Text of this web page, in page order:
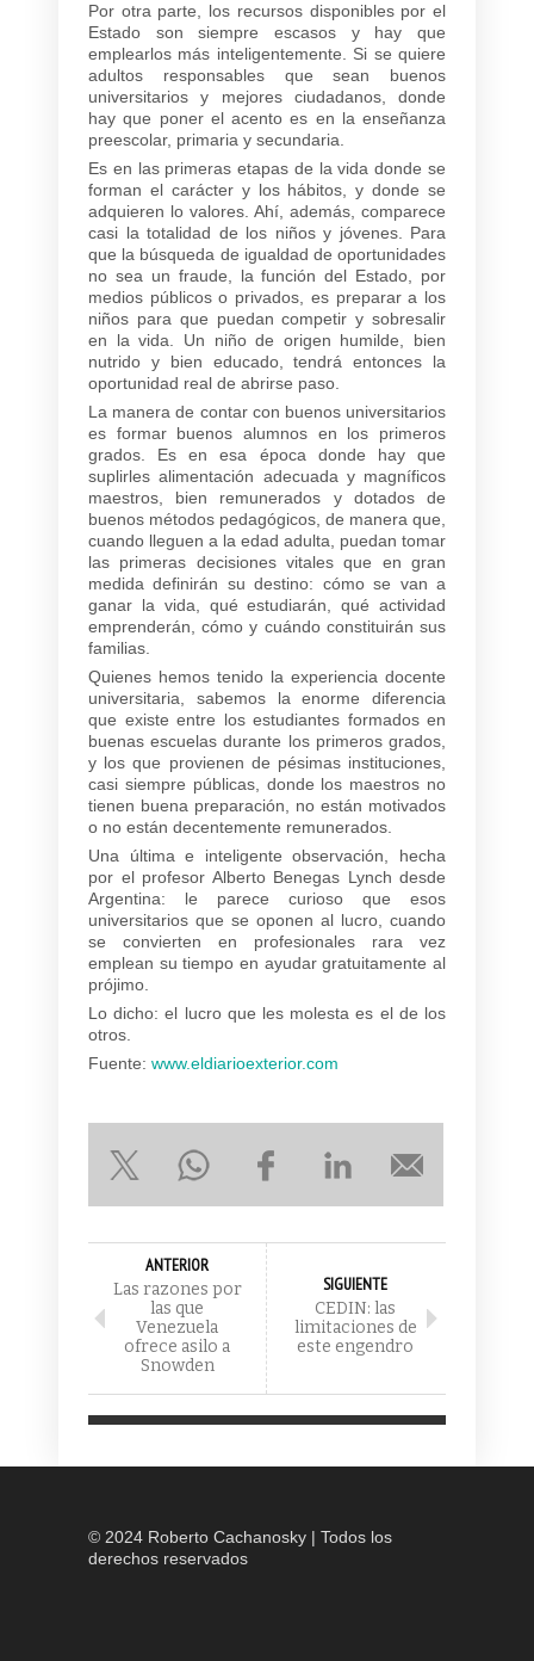
Por otra parte, los recursos disponibles por el
Estado son siempre escasos y hay que
emplearlos más inteligentemente. Si se quiere
adultos responsables que sean buenos
universitarios y mejores ciudadanos, donde
hay que poner el acento es en la enseñanza
preescolar, primaria y secundaria.
Es en las primeras etapas de la vida donde se
forman el carácter y los hábitos, y donde se
adquieren lo valores. Ahí, además, comparece
casi la totalidad de los niños y jóvenes. Para
que la búsqueda de igualdad de oportunidades
no sea un fraude, la función del Estado, por
medios públicos o privados, es preparar a los
niños para que puedan competir y sobresalir
en la vida. Un niño de origen humilde, bien
nutrido y bien educado, tendrá entonces la
oportunidad real de abrirse paso.
La manera de contar con buenos universitarios
es formar buenos alumnos en los primeros
grados. Es en esa época donde hay que
suplirles alimentación adecuada y magníficos
maestros, bien remunerados y dotados de
buenos métodos pedagógicos, de manera que,
cuando lleguen a la edad adulta, puedan tomar
las primeras decisiones vitales que en gran
medida definirán su destino: cómo se van a
ganar la vida, qué estudiarán, qué actividad
emprenderán, cómo y cuándo constituirán sus
familias.
Quienes hemos tenido la experiencia docente
universitaria, sabemos la enorme diferencia
que existe entre los estudiantes formados en
buenas escuelas durante los primeros grados,
y los que provienen de pésimas instituciones,
casi siempre públicas, donde los maestros no
tienen buena preparación, no están motivados
o no están decentemente remunerados.
Una última e inteligente observación, hecha
por el profesor Alberto Benegas Lynch desde
Argentina: le parece curioso que esos
universitarios que se oponen al lucro, cuando
se convierten en profesionales rara vez
emplean su tiempo en ayudar gratuitamente al
prójimo.
Lo dicho: el lucro que les molesta es el de los
otros.
Fuente: www.eldiarioexterior.com
ANTERIOR
Las razones por
las que
Venezuela
ofrece asilo a
Snowden
SIGUIENTE
CEDIN: las
limitaciones de
este engendro
© 2024 Roberto Cachanosky | Todos los
derechos reservados